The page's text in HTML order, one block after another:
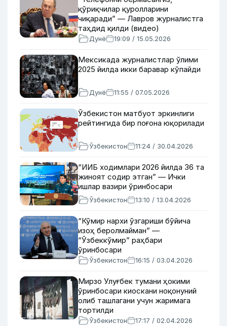
қўриқчилар қуролларини
чиқаради” — Лавров журналистга
таҳдид қилди (видео)
Дунё 19:09 / 15.05.2026
Мексикада журналистлар ўлими
2025 йилда икки баравар кўпайди
Дунё 11:55 / 07.05.2026
Ўзбекистон матбуот эркинлиги
рейтингида бир поғона юқорилади
Ўзбекистон 11:24 / 30.04.2026
“ИИБ ходимлари 2026 йилда 36 та
жиноят содир этган” — Ички
ишлар вазири ўринбосари
Ўзбекистон 13:10 / 13.04.2026
“Кўмир нархи ўзгариши бўйича
изоҳ беролмайман” —
“Ўзбеккўмир” раҳбари
ўринбосари
Ўзбекистон 16:15 / 03.04.2026
Мирзо Улуғбек тумани ҳокими
ўринбосари киоскани ноқонуний
олиб ташлагани учун жаримага
тортилди
Ўзбекистон 17:17 / 02.04.2026